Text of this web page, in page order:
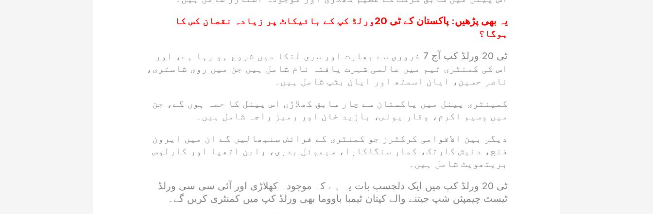
یہ بھی پڑھیں:
پاکستان کے ٹی 20ورلڈ کپ کے بائیکاٹ پر زیادہ نقصان کس کا
ہوگا؟
ٹی 20 ورلڈ کپ آج 7 فروری سے بھارت اور سری لنکا میں شروع ہو رہا ہے، اور
اس کی کمنٹری ٹیم میں عالمی شہرت یافتہ نام شامل ہیں جن میں روی شاستری،
ناصر حسین، ایان اسمتھ اور ایان بشپ شامل ہیں۔
کمینٹری پینل میں پاکستان سے چار سابق کھلاڑی اس پینل کا حصہ ہوں گے، جن
میں وسیم اکرم، وقار یونس، بازید خان اور رمیز راجہ شامل ہیں۔
دیگر بین الاقوامی کرکٹرز جو کمنٹری کے فرائض سنبھالیں گے ان میں ایرون
فنچ، دنیش کارتک، کمار سنگاکارا، سیموئل بدری، رابن اتھپا اور کارلوس
بریتھویٹ شامل ہیں۔
ٹی 20 ورلڈ کپ میں ایک دلچسپ بات یہ ہے کہ موجودہ کھلاڑی اور آئی سی سی ورلڈ
ٹیسٹ چیمپئن شپ جیتنے والے کپتان ٹیمبا باووما بھی ورلڈ کپ میں کمنٹری کریں گے۔